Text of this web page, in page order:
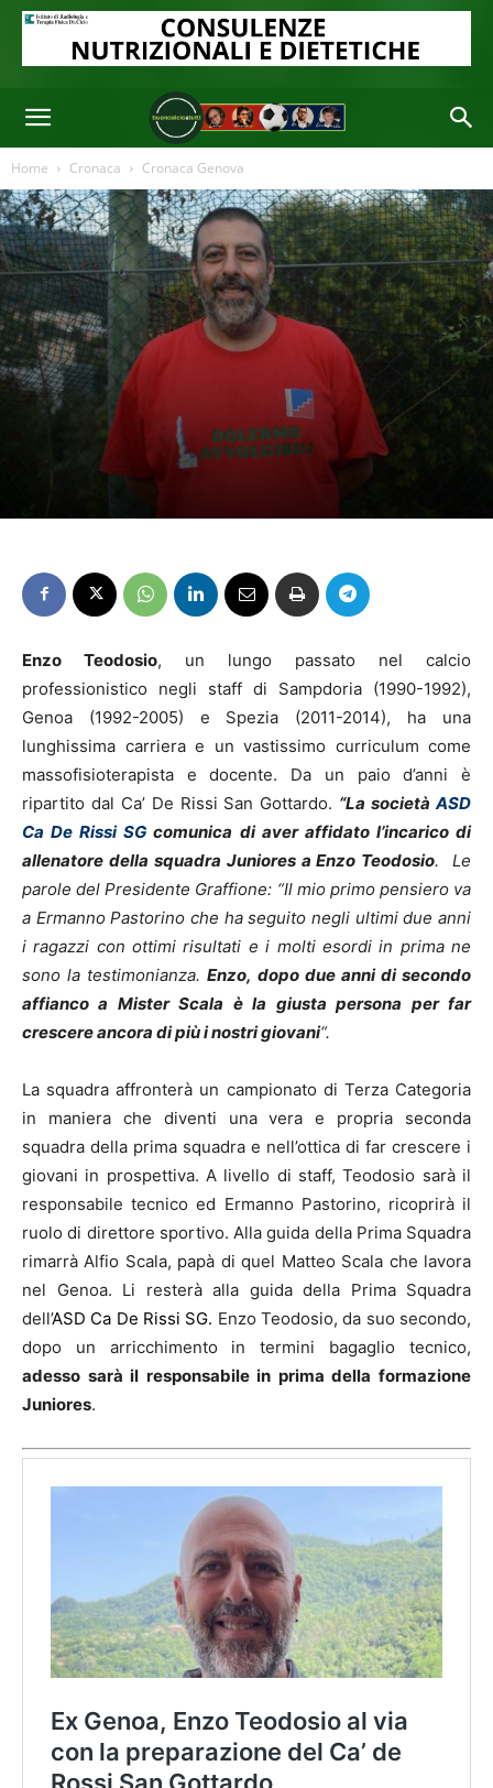
Home Cronaca Cronaca Genova
Enzo Teodosio, un lungo passato nel calcio
professionistico negli staff di Sampdoria (1990-1992),
Genoa (1992-2005) e Spezia (2011-2014), ha una
lunghissima carriera e un vastissimo curriculum come
massofisioterapista e docente. Da un paio d’anni è
ripartito dal Ca’ De Rissi San Gottardo. “La societàASD
Ca De Rissi SGcomunica di aver affidato l’incarico di
allenatore della squadra Juniores a Enzo Teodosio. Le
parole del Presidente Graffione: “Il mio primo pensiero va
a Ermanno Pastorino che ha seguito negli ultimi due anni
i ragazzi con ottimi risultati e i molti esordi in prima ne
sono la testimonianza.Enzo, dopo due anni di secondo
affianco a Mister Scala è la giusta persona per far
crescere ancora di più i nostri giovani“.
La squadra affronterà un campionato di Terza Categoria
in maniera che diventi una vera e propria seconda
squadra della prima squadra e nell’ottica di far crescere i
giovani in prospettiva. A livello di staff, Teodosio sarà il
responsabile tecnico ed Ermanno Pastorino, ricoprirà il
ruolo di direttore sportivo. Alla guida della Prima Squadra
rimarrà Alfio Scala, papà di quel Matteo Scala che lavora
nel Genoa. Li resterà alla guida della Prima Squadra
dell’ASD Ca De Rissi SG. Enzo Teodosio, da suo secondo,
dopo un arricchimento in termini bagaglio tecnico,
adesso sarà il responsabile in prima della formazione
Juniores.